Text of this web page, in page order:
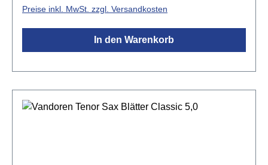
Preise inkl. MwSt. zzgl. Versandkosten
In den Warenkorb